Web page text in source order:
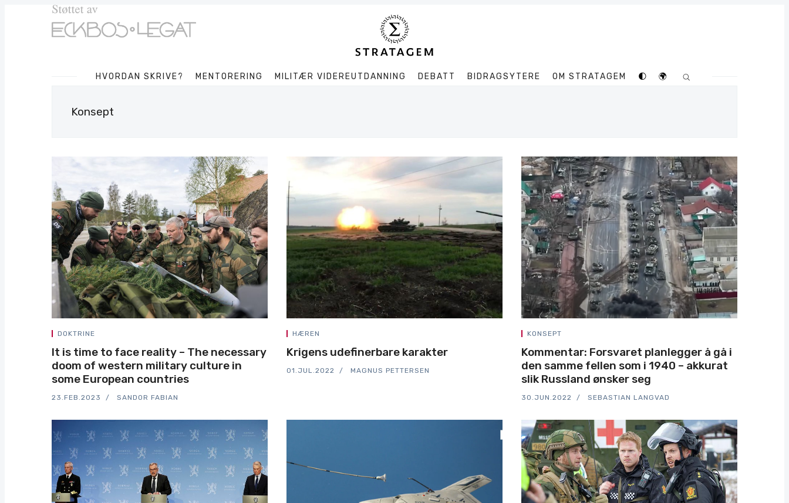
HVORDAN SKRIVE? MENTORERING MILITÆR VIDEREUTDANNING DEBATT BIDRAGSYTERE OM STRATAGEM 🌓 🌍
Konsept
DOKTRINE
It is time to face reality – The necessary
doom of western military culture in
some European countries
23.FEB.2023 SANDOR FABIAN
HÆREN
Krigens udefinerbare karakter
01.JUL.2022 MAGNUS PETTERSEN
KONSEPT
Kommentar: Forsvaret planlegger å gå i
den samme fellen som i 1940 – akkurat
slik Russland ønsker seg
30.JUN.2022 SEBASTIAN LANGVAD